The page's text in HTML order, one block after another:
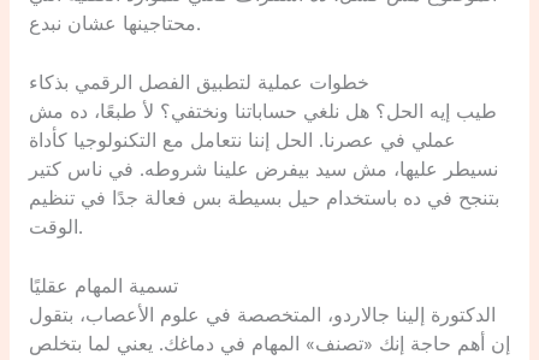
محتاجينها عشان نبدع.
خطوات عملية لتطبيق الفصل الرقمي بذكاء
طيب إيه الحل؟ هل نلغي حساباتنا ونختفي؟ لأ طبعًا، ده مش
عملي في عصرنا. الحل إننا نتعامل مع التكنولوجيا كأداة
نسيطر عليها، مش سيد بيفرض علينا شروطه. في ناس كتير
بتنجح في ده باستخدام حيل بسيطة بس فعالة جدًا في تنظيم
الوقت.
تسمية المهام عقليًا
الدكتورة إلينا جالاردو، المتخصصة في علوم الأعصاب، بتقول
إن أهم حاجة إنك «تصنف» المهام في دماغك. يعني لما بتخلص